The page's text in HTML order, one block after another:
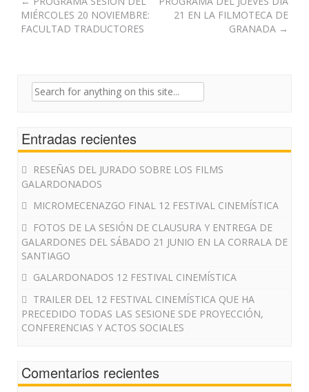
navigation
MIÉRCOLES 20 NOVIEMBRE:
FACULTAD TRADUCTORES
21 EN LA FILMOTECA DE
GRANADA →
Search
Entradas recientes
RESEÑAS DEL JURADO SOBRE LOS FILMS
GALARDONADOS
MICROMECENAZGO FINAL 12 FESTIVAL CINEMÍSTICA
FOTOS DE LA SESIÓN DE CLAUSURA Y ENTREGA DE
GALARDONES DEL SÁBADO 21 JUNIO EN LA CORRALA DE
SANTIAGO
GALARDONADOS 12 FESTIVAL CINEMÍSTICA
TRAILER DEL 12 FESTIVAL CINEMÍSTICA QUE HA
PRECEDIDO TODAS LAS SESIONE SDE PROYECCIÓN,
CONFERENCIAS Y ACTOS SOCIALES
Comentarios recientes